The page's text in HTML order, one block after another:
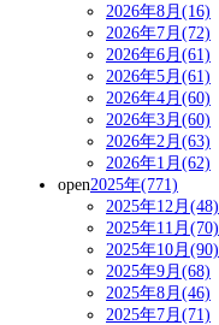
2026年8月(16)
2026年7月(72)
2026年6月(61)
2026年5月(61)
2026年4月(60)
2026年3月(60)
2026年2月(63)
2026年1月(62)
open2025年(771)
2025年12月(48)
2025年11月(70)
2025年10月(90)
2025年9月(68)
2025年8月(46)
2025年7月(71)